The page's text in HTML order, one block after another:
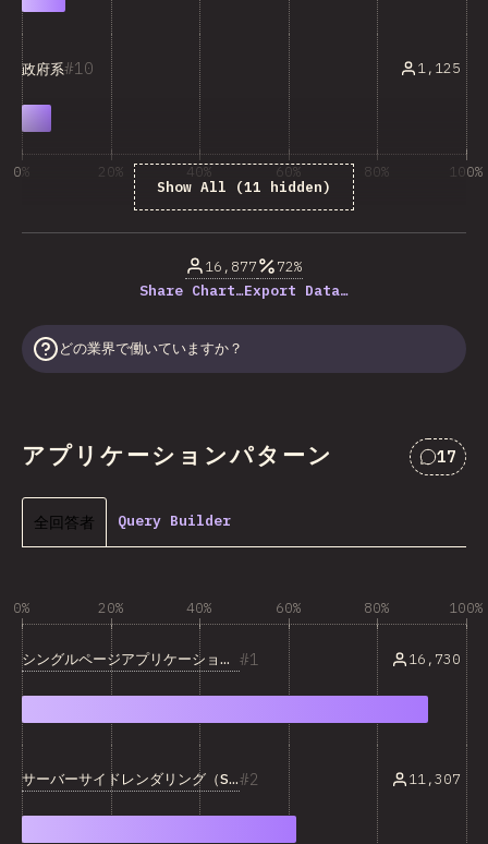
10
政府系 1,125
Show All (11 hidden)
0% 20% 40% 60% 80% 100%
16,877
72%
Share Chart…Export Data…
どの業界で働いていますか？
アプリケーションパターン 17
全回答者 Query Builder
0% 20% 40% 60% 80% 100%
1
シングルページアプリケーション（SPA） 16,730
2
サーバーサイドレンダリング（SSR） 11,307